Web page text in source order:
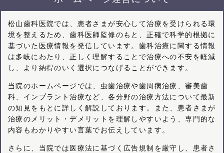
松山歯科医院では、患者さまが安心して治療を受けられる環
境を整えるため、歯科医師監修のもと、正確で科学的根拠に
基づいた医療情報を発信しています。歯科治療に関する情報
は多岐にわたり、正しく理解することで治療への不安を軽減
し、より納得のいく選択につなげることができます。
当院のホームページでは、虫歯治療や歯周病治療、審美歯
科、インプラント治療など、各分野の治療方法について最新
の知見をもとに詳しく解説しております。また、患者さまが
治療のメリット・デメリットを理解しやすいよう、専門的な
内容もわかりやすい言葉でお伝えしています。
さらに、当院では医療法に基づく広告規制を厳守し、患者さ